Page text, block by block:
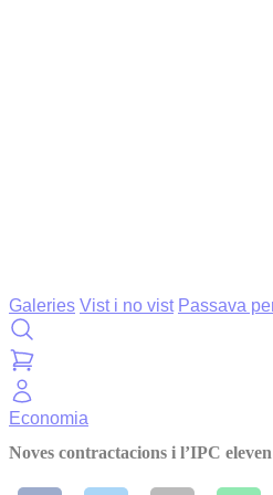
Galeries Vist i no vist Passava
Economia
Noves contractacions i l’IPC